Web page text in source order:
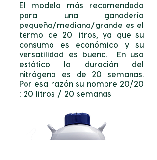
El modelo más recomendado
para una ganadería
pequeña/mediana/grande es el
termo de 20 litros, ya que su
consumo es económico y su
versatilidad es buena. En uso
estático la duración del
nitrógeno es de 20 semanas.
Por esa razón su nombre 20/20
: 20 litros / 20 semanas